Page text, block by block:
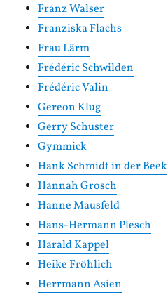
Franz Walser
Franziska Flachs
Frau Lärm
Frédéric Schwilden
Frédéric Valin
Gereon Klug
Gerry Schuster
Gymmick
Hank Schmidt in der Beek
Hannah Grosch
Hanne Mausfeld
Hans-Hermann Plesch
Harald Kappel
Heike Fröhlich
Herrmann Asien